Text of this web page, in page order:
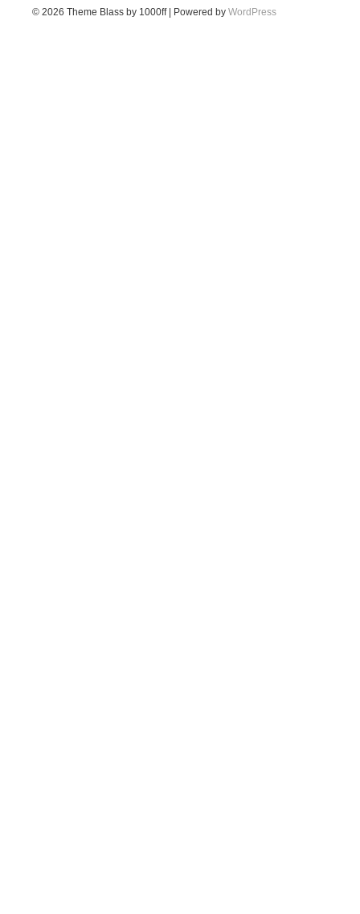
© 2026 Theme Blass by 1000ff | Powered by WordPress